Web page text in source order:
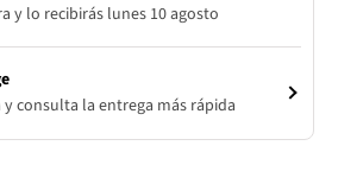
y lo recibirás lunes 10 agosto
y consulta la entrega más rápida